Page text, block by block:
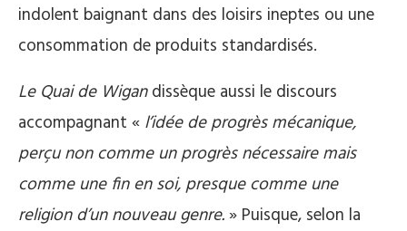
indolent baignant dans des loisirs ineptes ou une
consommation de produits standardisés.
Le Quai de Wigandissèque aussi le discours
accompagnant « l’idée de progrès mécanique,
perçu non comme un progrès nécessaire mais
comme une fin en soi, presque comme une
religion d’un nouveau genre. » Puisque, selon la